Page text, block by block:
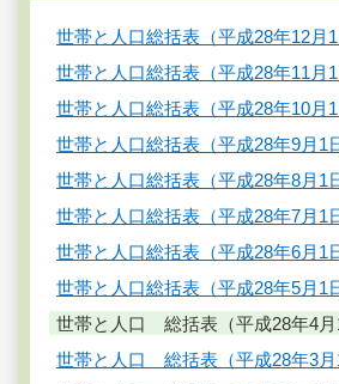
世帯と人口総括表（平成28年12月1
世帯と人口総括表（平成28年11月1
世帯と人口総括表（平成28年10月1
世帯と人口総括表（平成28年9月1
世帯と人口総括表（平成28年8月1
世帯と人口総括表（平成28年7月1
世帯と人口総括表（平成28年6月1
世帯と人口総括表（平成28年5月1
世帯と人口 総括表（平成28年4月
世帯と人口 総括表（平成28年3月